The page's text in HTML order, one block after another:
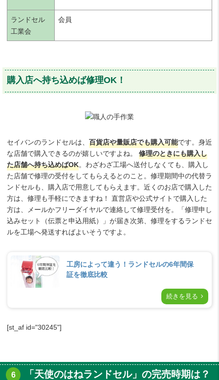
ランドセル
工業会
会員
購入店へ持ち込めば修理OK！
セイバンのランドセルは、 百貨店や量販店でも購入可能です。身近
な店舗で購入できるのが嬉しいですよね。 修理のときにも購入し
た店舗へ持ち込めばOK。わざわざ工場へ送付しなくても、購入し
た店舗で修理の受付をしてもらえるとのこと。修理期間中の代替ラ
ンドセルも、購入店で用意してもらえます。近くのお店で購入した
方は、修理も手軽にできますね！ 直営店や公式サイトで購入した
方は、メールかフリーダイヤルで連絡して修理受付を。「修理申し
込みセット（伝票と申込用紙）」が届き次第、修理をするランドセ
ルを工場へ発送すればよいそうですよ。
工房によって違う！ランドセルの6年間保
証を徹底比較
続きを見る
[st_af id="30245"]
「天使のはねランドセル」の完売時期は？